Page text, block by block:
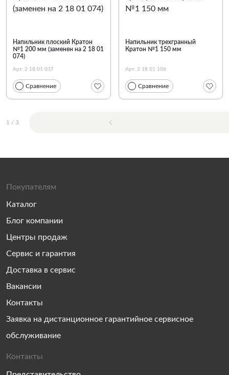
Напильник плоский Кратон
№1 200 мм (заменен на 2 18 01
074)
Арт. 2 18 01 037
Сравнение
Напильник трехгранный
Кратон №1 150 мм
Арт. 2 18 01 106
Сравнение
1 / 3
Покупателям
Каталог
Блог компании
Центры продаж
Сервис и гарантия
Доставка в сервис
Вакансии
Контакты
Заявка на дистанционное гарантийное сервисное
обслуживание
Контакты